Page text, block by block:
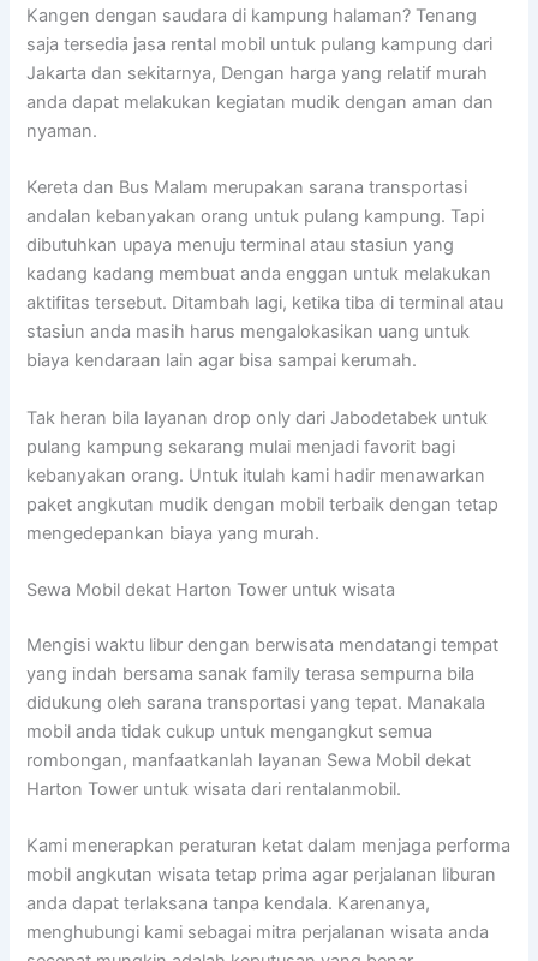
Kangen dengan saudara di kampung halaman? Tenang
saja tersedia jasa rental mobil untuk pulang kampung dari
Jakarta dan sekitarnya, Dengan harga yang relatif murah
anda dapat melakukan kegiatan mudik dengan aman dan
nyaman.
Kereta dan Bus Malam merupakan sarana transportasi
andalan kebanyakan orang untuk pulang kampung. Tapi
dibutuhkan upaya menuju terminal atau stasiun yang
kadang kadang membuat anda enggan untuk melakukan
aktifitas tersebut. Ditambah lagi, ketika tiba di terminal atau
stasiun anda masih harus mengalokasikan uang untuk
biaya kendaraan lain agar bisa sampai kerumah.
Tak heran bila layanan drop only dari Jabodetabek untuk
pulang kampung sekarang mulai menjadi favorit bagi
kebanyakan orang. Untuk itulah kami hadir menawarkan
paket angkutan mudik dengan mobil terbaik dengan tetap
mengedepankan biaya yang murah.
Sewa Mobil dekat Harton Tower untuk wisata
Mengisi waktu libur dengan berwisata mendatangi tempat
yang indah bersama sanak family terasa sempurna bila
didukung oleh sarana transportasi yang tepat. Manakala
mobil anda tidak cukup untuk mengangkut semua
rombongan, manfaatkanlah layanan Sewa Mobil dekat
Harton Tower untuk wisata dari rentalanmobil.
Kami menerapkan peraturan ketat dalam menjaga performa
mobil angkutan wisata tetap prima agar perjalanan liburan
anda dapat terlaksana tanpa kendala. Karenanya,
menghubungi kami sebagai mitra perjalanan wisata anda